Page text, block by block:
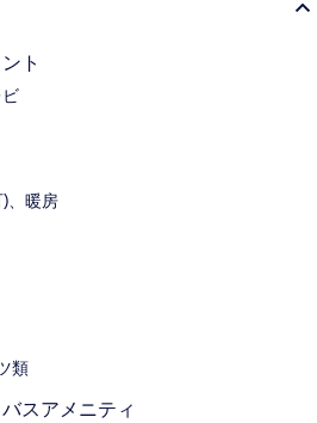
ト
、暖房
類
スアメニティ